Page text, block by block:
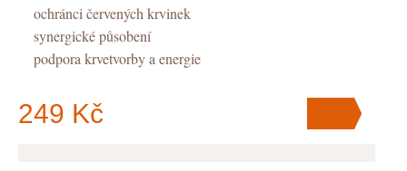
ochránci červených krvinek
synergické působení
podpora krvetvorby a energie
249 Kč